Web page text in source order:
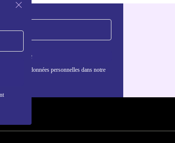
S'inscrire
des données personnelles dans notre